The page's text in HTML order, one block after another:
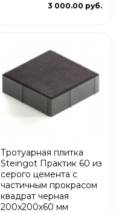
3 000.00 руб.
Тротуарная плитка
Steingot Практик 60 из
серого цемента с
частичным прокрасом
квадрат черная
200х200х60 мм